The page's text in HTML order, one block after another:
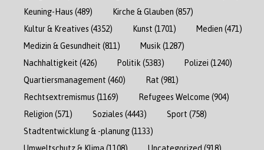
Keuning-Haus (489) Kirche & Glauben (857)
Kultur & Kreatives (4352) Kunst (1701) Medien (471)
Medizin & Gesundheit (811) Musik (1287)
Nachhaltigkeit (426) Politik (5383) Polizei (1240)
Quartiersmanagement (460) Rat (981)
Rechtsextremismus (1169) Refugees Welcome (904)
Religion (571) Soziales (4443) Sport (758)
Stadtentwicklung & -planung(1133)
Umweltschutz & Klima (1108) Uncategorized (918)